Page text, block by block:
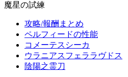
魔星の試練
攻略/報酬まとめ
ペルフィードの性能
コメーテスシーカ
ウラニアスフェララヴドス
陰陽之霊刀